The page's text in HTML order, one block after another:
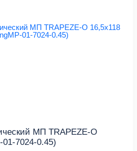
МП TRAPEZE-O
01-7024-0.45)